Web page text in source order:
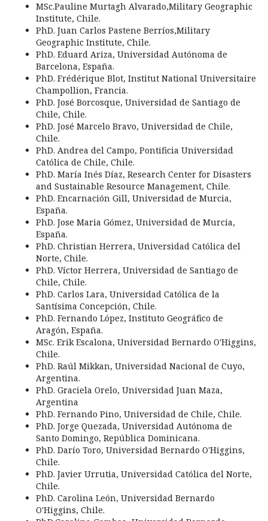
MSc.Pauline Murtagh Alvarado,Military Geographic
Institute, Chile.
PhD. Juan Carlos Pastene Berríos,Military
Geographic Institute, Chile.
PhD. Eduard Ariza, Universidad Autónoma de
Barcelona, España.
PhD. Frédérique Blot, Institut National Universitaire
Champollion, Francia.
PhD. José Borcosque, Universidad de Santiago de
Chile, Chile.
PhD. José Marcelo Bravo, Universidad de Chile,
Chile.
PhD. Andrea del Campo, Pontificia Universidad
Católica de Chile, Chile.
PhD. María Inés Díaz, Research Center for Disasters
and Sustainable Resource Management, Chile.
PhD. Encarnación Gill, Universidad de Murcia,
España.
PhD. Jose Maria Gómez, Universidad de Murcia,
España.
PhD. Christian Herrera, Universidad Católica del
Norte, Chile.
PhD. Víctor Herrera, Universidad de Santiago de
Chile, Chile.
PhD. Carlos Lara, Universidad Católica de la
Santísima Concepción, Chile.
PhD. Fernando López, Instituto Geográfico de
Aragón, España.
MSc. Erik Escalona, Universidad Bernardo O'Higgins,
Chile.
PhD. Raúl Mikkan, Universidad Nacional de Cuyo,
Argentina.
PhD. Graciela Orelo, Universidad Juan Maza,
Argentina
PhD. Fernando Pino, Universidad de Chile, Chile.
PhD. Jorge Quezada, Universidad Autónoma de
Santo Domingo, República Dominicana.
PhD. Darío Toro, Universidad Bernardo O'Higgins,
Chile.
PhD. Javier Urrutia, Universidad Católica del Norte,
Chile.
PhD. Carolina León, Universidad Bernardo
O'Higgins, Chile.